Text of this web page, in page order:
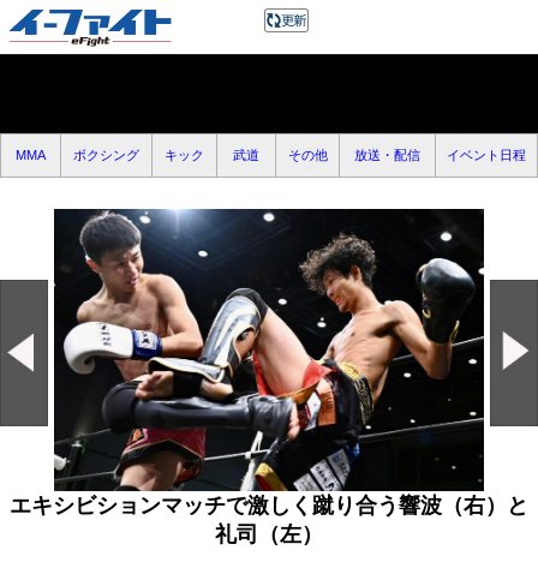
MMA ボクシング キック 武道 その他 放送・配信 イベント日程
エキシビションマッチで激しく蹴り合う響波（右）と
礼司（左）